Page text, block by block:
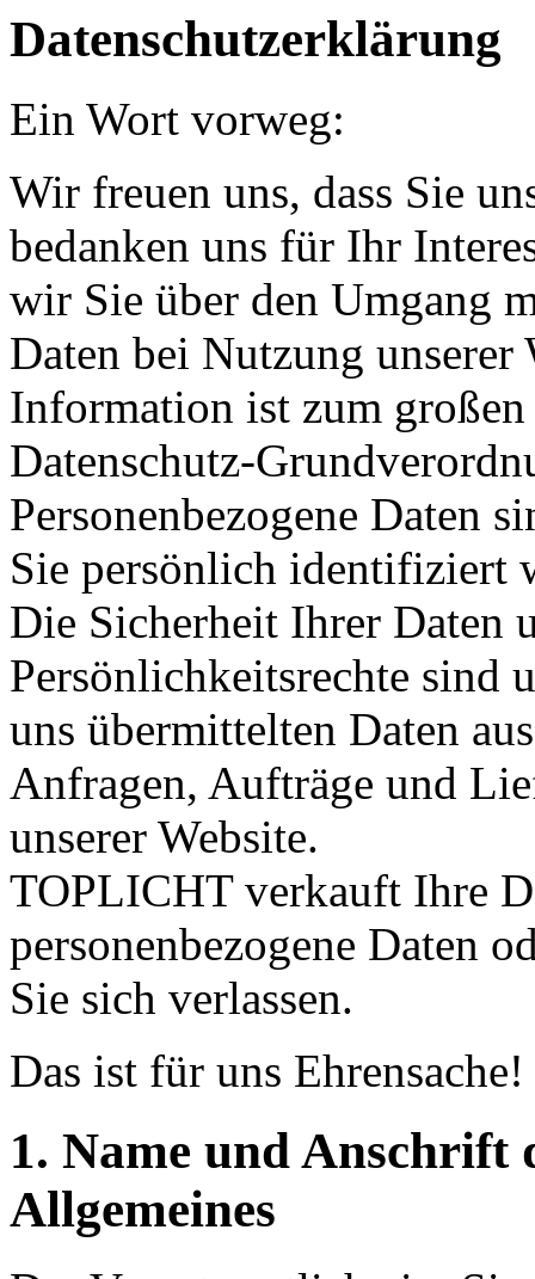
Datenschutzerklärung
Ein Wort vorweg:
Wir freuen uns, dass Sie
bedanken uns für Ihr
wir Sie über den Umgang
Daten bei Nutzung
Information ist zum
Datenschutz-
Personenbezogene Daten
Sie persönlich identifiziert
Die Sicherheit Ihrer Daten
Persönlichkeitsrechte sind
uns übermittelten Daten
Anfragen, Aufträge und
unserer Website.
TOPLICHT verkauft Ihre
personenbezogene Daten
Sie sich verlassen.
Das ist für uns Ehrensache!
1. Name und Anschrift
Allgemeines